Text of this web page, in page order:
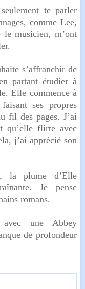
te parler
comme Lee,
le musicien, m’ont
s’affranchir de
partant étudier à
Elle commence à
ses propres
fil des pages. J’ai
qu’elle flirte avec
j’ai apprécié son
la plume d’Elle
Je pense
romans.
une Abbey
de profondeur